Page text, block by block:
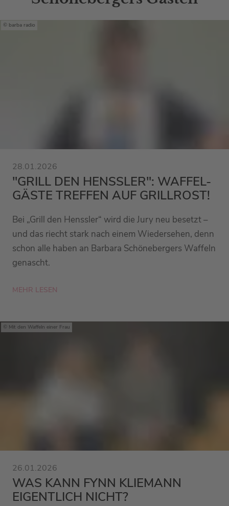
barba radio
28.01.2026
"GRILL DEN HENSSLER": WAFFEL-
GÄSTE TREFFEN AUF GRILLROST!
Bei „Grill den Henssler“ wird die Jury neu besetzt –
und das riecht stark nach einem Wiedersehen, denn
schon alle haben an Barbara Schönebergers Waffeln
genascht.
MEHR LESEN
Mit den Waffeln einer Frau
26.01.2026
WAS KANN FYNN KLIEMANN
EIGENTLICH NICHT?